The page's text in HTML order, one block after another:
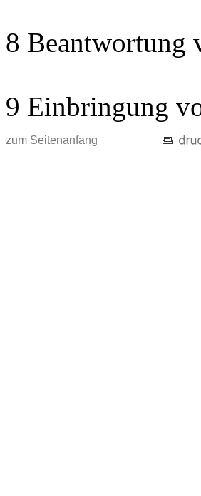
8 Beantwortung
9 Einbringung
zum Seitenanfang